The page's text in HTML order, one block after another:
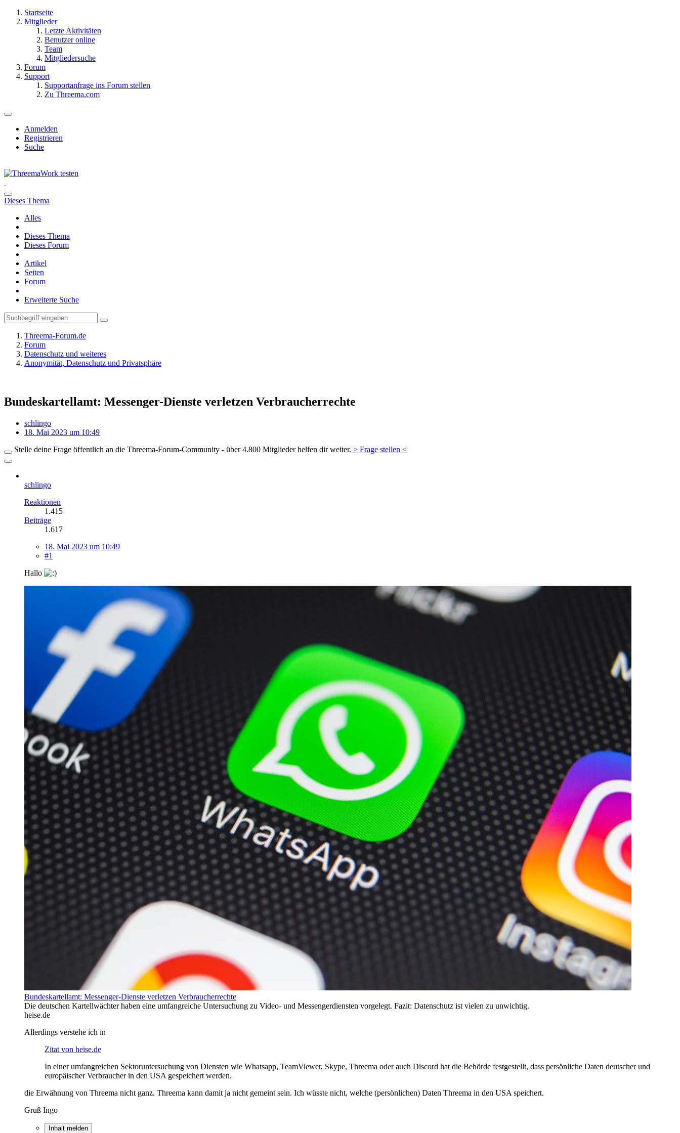
Startseite
Mitglieder
Letzte Aktivitäten
Benutzer online
Team
Mitgliedersuche
Forum
Support
Supportanfrage ins Forum stellen
Zu Threema.com
Anmelden
Registrieren
Suche
Dieses Thema
Alles
Dieses Thema
Dieses Forum
Artikel
Seiten
Forum
Erweiterte Suche
Threema-Forum.de
Forum
Datenschutz und weiteres
Anonymität, Datenschutz und Privatsphäre
Bundeskartellamt: Messenger-Dienste verletzen Verbraucherrechte
schlingo
18. Mai 2023 um 10:49
Stelle deine Frage öffentlich an die Threema-Forum-Community - über 4.800 Mitglieder helfen dir weiter. > Frage stellen <
schlingo
Reaktionen
1.415
Beiträge
1.617
18. Mai 2023 um 10:49
#1
Hallo
Bundeskartellamt: Messenger-Dienste verletzen Verbraucherrechte
Die deutschen Kartellwächter haben eine umfangreiche Untersuchung zu Video- und Messengerdiensten vorgelegt. Fazit: Datenschutz ist vielen zu unwichtig.
heise.de
Allerdings verstehe ich in
Zitat von heise.de
In einer umfangreichen Sektoruntersuchung von Diensten wie Whatsapp, TeamViewer, Skype, Threema oder auch Discord hat die Behörde festgestellt, dass persönliche Daten deutscher und
europäischer Verbraucher in den USA gespeichert werden.
die Erwähnung von Threema nicht ganz. Threema kann damit ja nicht gemeint sein. Ich wüsste nicht, welche (persönlichen) Daten Threema in den USA speichert.
Gruß Ingo
Inhalt melden